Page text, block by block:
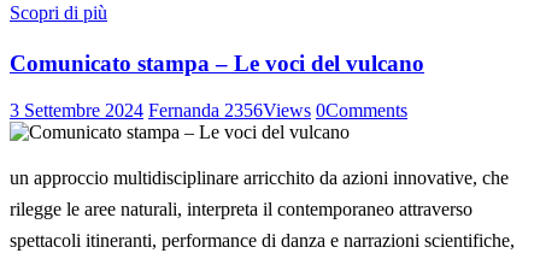
Scopri di più
Comunicato stampa – Le voci del vulcano
3 Settembre 2024 Fernanda 2356Views 0Comments
un approccio multidisciplinare arricchito da azioni innovative, che
rilegge le aree naturali, interpreta il contemporaneo attraverso
spettacoli itineranti, performance di danza e narrazioni scientifiche,